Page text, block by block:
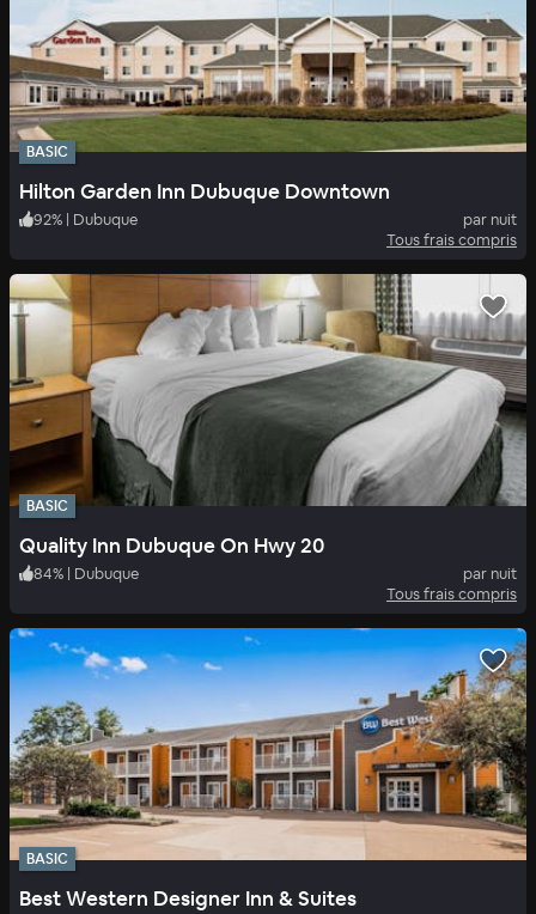
BASIC
Hilton Garden Inn Dubuque Downtown
92% | Dubuque
par nuit
Tous frais compris
BASIC
Quality Inn Dubuque On Hwy 20
84% | Dubuque
par nuit
Tous frais compris
BASIC
Best Western Designer Inn & Suites